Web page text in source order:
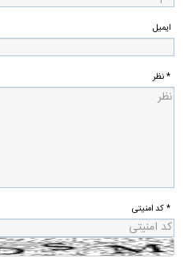
ایمیل
* نظر
* کد امنیتی